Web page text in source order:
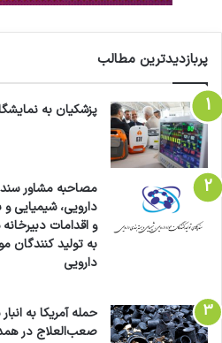
پربازدیدترین مطالب
پزشکیان به
مصاحبه مشاور
دارویی، شیمیایی و
و اقدامات
به تولید کنندگان
دارویی
حمله آمریکا به
صعب‌العلاج در